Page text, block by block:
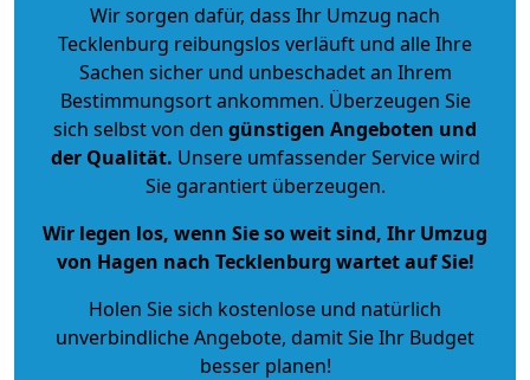
Wir sorgen dafür, dass Ihr Umzug nach
Tecklenburg reibungslos verläuft und alle Ihre
Sachen sicher und unbeschadet an Ihrem
Bestimmungsort ankommen. Überzeugen Sie
sich selbst von den günstigen Angeboten und
der Qualität. Unsere umfassender Service wird
Sie garantiert überzeugen.
Wir legen los, wenn Sie so weit sind, Ihr Umzug
von Hagen nach Tecklenburg wartet auf Sie!
Holen Sie sich kostenlose und natürlich
unverbindliche Angebote, damit Sie Ihr Budget
besser planen!